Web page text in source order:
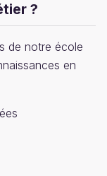
?
de notre école
en